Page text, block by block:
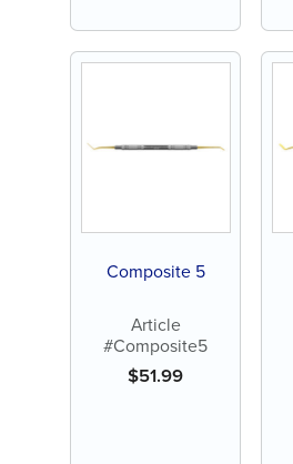
Composite 5
Article
#Composite5
$51.99